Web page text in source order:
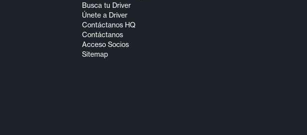
Busca tu Driver
Únete a Driver
Contáctanos HQ
Contáctanos
Acceso Socios
Sitemap